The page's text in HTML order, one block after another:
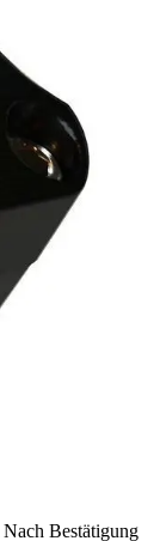
Nach Bestätigung